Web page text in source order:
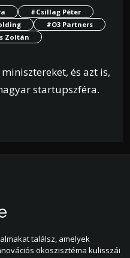
#Csillag Péter
#O3 Partners
Zoltán
és azt is,
startupszféra.
találsz, amelyek
ökoszisztéma kulisszái